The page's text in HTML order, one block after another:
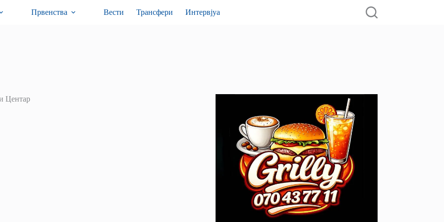
Првенства Вести Трансфери Интервјуа
Центар